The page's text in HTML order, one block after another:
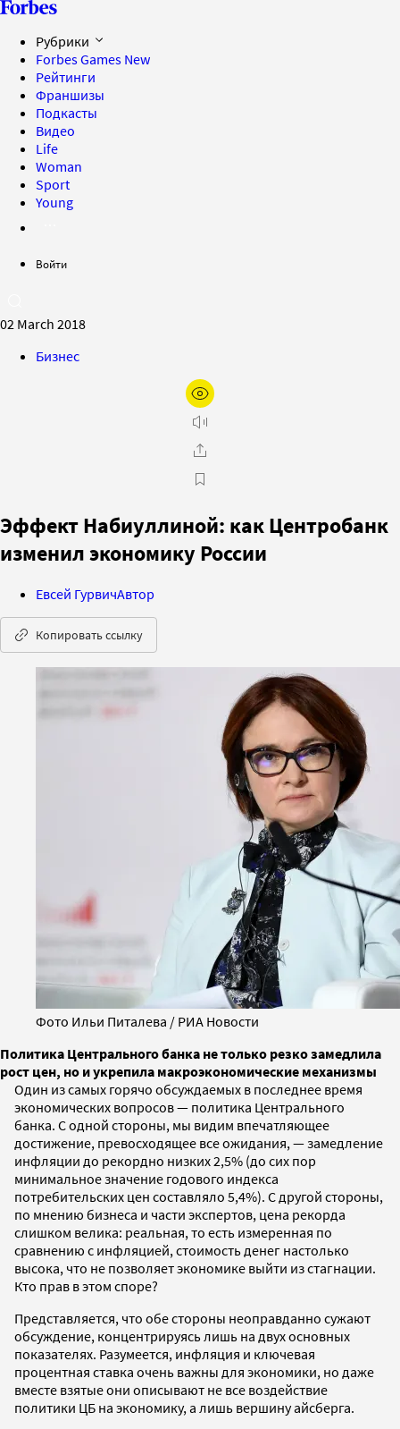
Рубрики
Forbes Games New
Рейтинги
Франшизы
Подкасты
Видео
Life
Woman
Sport
Young
Войти
02 March 2018
Бизнес
Эффект Набиуллиной: как Центробанк
изменил экономику России
Евсей ГурвичАвтор
Копировать ссылку
Фото Ильи Питалева / РИА Новости
Политика Центрального банка не только резко замедлила
рост цен, но и укрепила макроэкономические механизмы
Один из самых горячо обсуждаемых в последнее время
экономических вопросов — политика Центрального
банка. С одной стороны, мы видим впечатляющее
достижение, превосходящее все ожидания, — замедление
инфляции до рекордно низких 2,5% (до сих пор
минимальное значение годового индекса
потребительских цен составляло 5,4%). С другой стороны,
по мнению бизнеса и части экспертов, цена рекорда
слишком велика: реальная, то есть измеренная по
сравнению с инфляцией, стоимость денег настолько
высока, что не позволяет экономике выйти из стагнации.
Кто прав в этом споре?
Представляется, что обе стороны неоправданно сужают
обсуждение, концентрируясь лишь на двух основных
показателях. Разумеется, инфляция и ключевая
процентная ставка очень важны для экономики, но даже
вместе взятые они описывают не все воздействие
политики ЦБ на экономику, а лишь вершину айсберга.